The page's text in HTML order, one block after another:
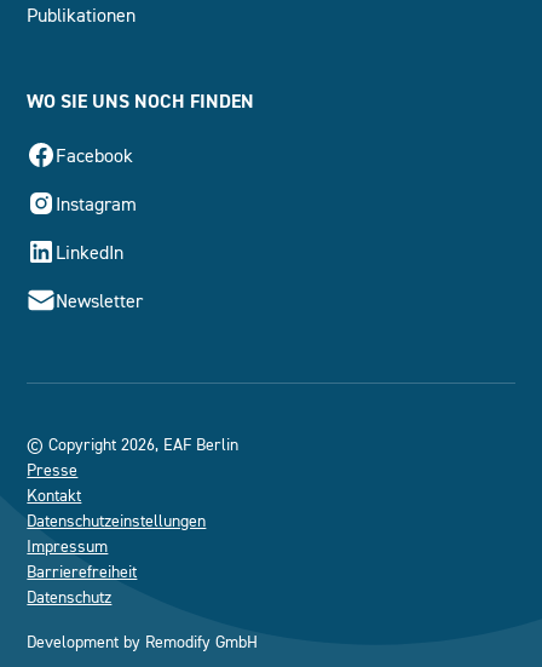
Publikationen
WO SIE UNS NOCH FINDEN
Facebook
Instagram
LinkedIn
Newsletter
© Copyright 2026, EAF Berlin
Presse
Kontakt
Datenschutzeinstellungen
Impressum
Barrierefreiheit
Datenschutz
Development by Remodify GmbH